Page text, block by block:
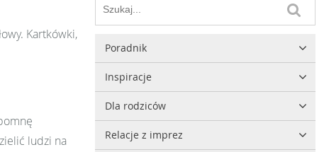
Kartkówki,
ludzi na
Poradnik
Inspiracje
Dla rodziców
Relacje z imprez